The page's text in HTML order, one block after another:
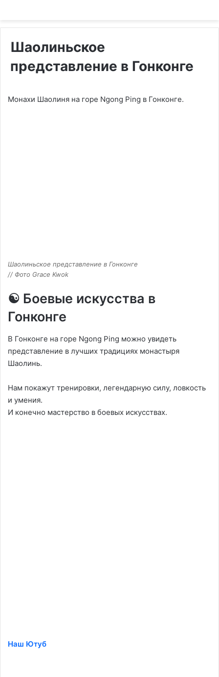
Шаолиньское
представление в Гонконге
Монахи Шаолиня на горе Ngong Ping в Гонконге.
Шаолиньское представление в Гонконге
// Фото Grace Kwok
☯️ Боевые искусства в
Гонконге
В Гонконге на горе Ngong Ping можно увидеть
представление в лучших традициях монастыря
Шаолинь.
Нам покажут тренировки, легендарную силу, ловкость
и умения.
И конечно мастерство в боевых искусствах.
Наш Ютуб